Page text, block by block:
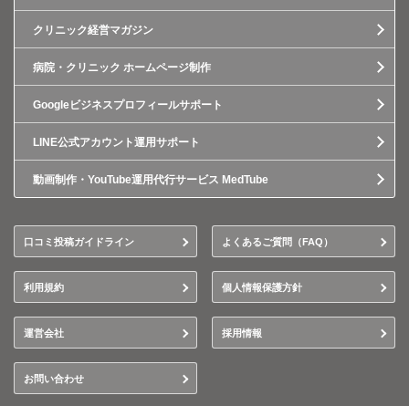
クリニック経営マガジン
病院・クリニック ホームページ制作
Googleビジネスプロフィールサポート
LINE公式アカウント運用サポート
動画制作・YouTube運用代行サービス MedTube
口コミ投稿ガイドライン よくあるご質問（FAQ）
利用規約 個人情報保護方針
運営会社 採用情報
お問い合わせ